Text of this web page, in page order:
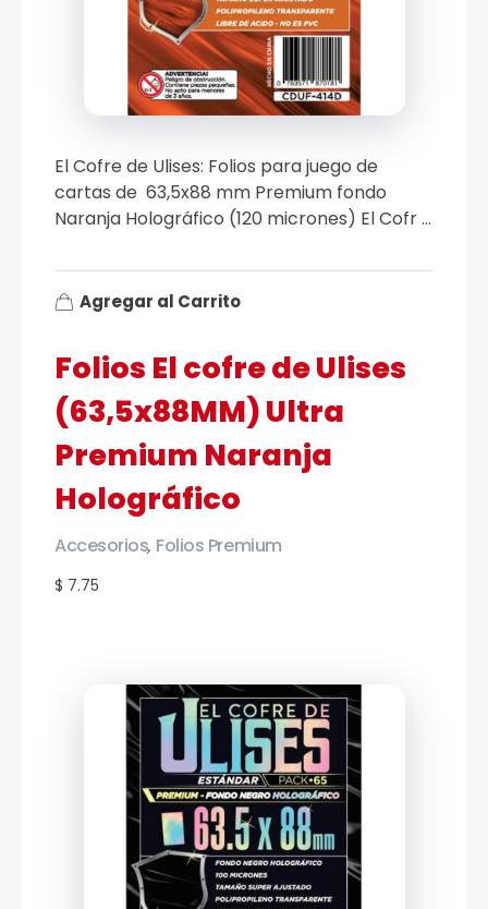
Folios El cofre de Ulises
(63,5x88MM) Ultra
Premium Naranja
Holográfico
$ 7.75
Accesorios, Folios Premium
El Cofre de Ulises: Folios para juego de
cartas de 63,5x88 mm Premium fondo
Naranja Holográfico (120 micrones) El Cofr ...
Agregar al Carrito